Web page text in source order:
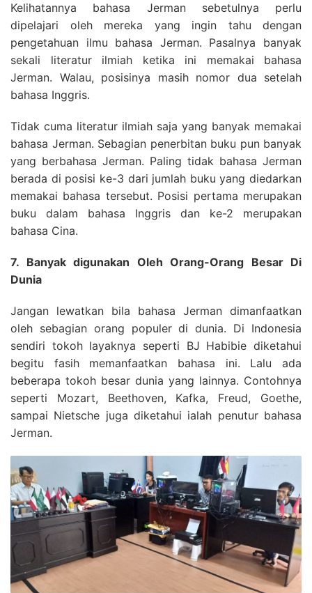
Kelihatannya bahasa Jerman sebetulnya perlu
dipelajari oleh mereka yang ingin tahu dengan
pengetahuan ilmu bahasa Jerman. Pasalnya banyak
sekali literatur ilmiah ketika ini memakai bahasa
Jerman. Walau, posisinya masih nomor dua setelah
bahasa Inggris.
Tidak cuma literatur ilmiah saja yang banyak memakai
bahasa Jerman. Sebagian penerbitan buku pun banyak
yang berbahasa Jerman. Paling tidak bahasa Jerman
berada di posisi ke-3 dari jumlah buku yang diedarkan
memakai bahasa tersebut. Posisi pertama merupakan
buku dalam bahasa Inggris dan ke-2 merupakan
bahasa Cina.
7. Banyak digunakan Oleh Orang-Orang Besar Di
Dunia
Jangan lewatkan bila bahasa Jerman dimanfaatkan
oleh sebagian orang populer di dunia. Di Indonesia
sendiri tokoh layaknya seperti BJ Habibie diketahui
begitu fasih memanfaatkan bahasa ini. Lalu ada
beberapa tokoh besar dunia yang lainnya. Contohnya
seperti Mozart, Beethoven, Kafka, Freud, Goethe,
sampai Nietsche juga diketahui ialah penutur bahasa
Jerman.